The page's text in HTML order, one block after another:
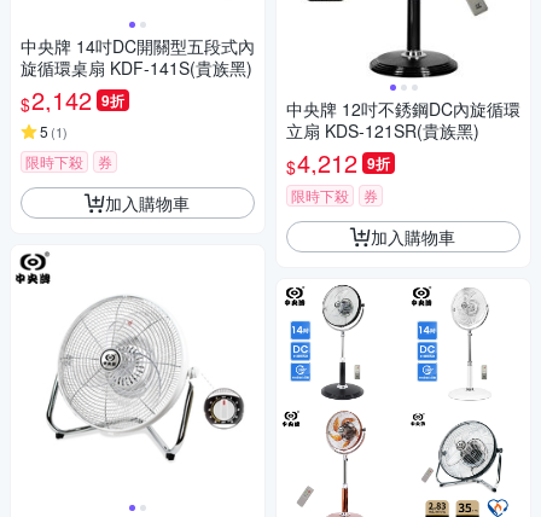
中央牌 14吋DC開關型五段式內
旋循環桌扇 KDF-141S(貴族黑)
$2,142 9折
5 (1)
限時下殺 券
加入購物車
中央牌 12吋不銹鋼DC內旋循環
立扇 KDS-121SR(貴族黑)
$4,212 9折
限時下殺 券
加入購物車